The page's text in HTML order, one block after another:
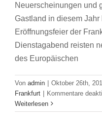
Neuerscheinungen und
Gastland in diesem
Eröffnungsfeier der
Dienstagabend reisten
des Europäischen
Von admin | Oktober 26th,
Frankfurt | Kommentare
Weiterlesen